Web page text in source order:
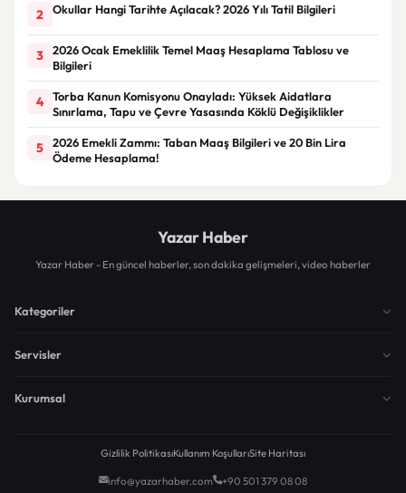
2 Okullar Hangi Tarihte Açılacak? 2026 Yılı Tatil Bilgileri
3
2026 Ocak Emeklilik Temel Maaş Hesaplama Tablosu ve
Bilgileri
4
Torba Kanun Komisyonu Onayladı: Yüksek Aidatlara
Sınırlama, Tapu ve Çevre Yasasında Köklü Değişiklikler
5
2026 Emekli Zammı: Taban Maaş Bilgileri ve 20 Bin Lira
Ödeme Hesaplama!
Yazar Haber
Yazar Haber - En güncel haberler, son dakika gelişmeleri, video haberler
Kategoriler
Servisler
Kurumsal
Gizlilik PolitikasıKullanım KoşullarıSite Haritası
info@yazarhaber.com +90 501 379 08 08